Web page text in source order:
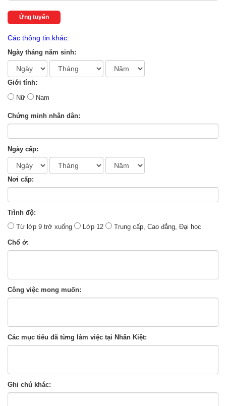
Ứng tuyển
Các thông tin khác:
Ngày tháng năm sinh:
Giới tính:
Nữ
Nam
Chứng minh nhân dân:
Ngày cấp:
Nơi cấp:
Trình độ:
Từ lớp 9 trở xuống
Lớp 12 Trung cấp, Cao đẳng, Đại học
Chổ ở:
Công việc mong muốn:
Các mục tiêu đã từng làm việc tại Nhân Kiệt:
Ghi chú khác: